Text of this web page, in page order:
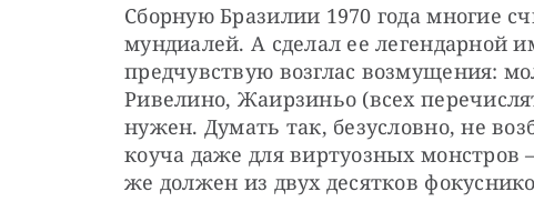
Сборную Бразилии 1970 года многие
мундиалей. А сделал ее легендарной
предчувствую возглас возмущения:
Ривелино, Жаирзиньо (всех
нужен. Думать так, безусловно, не
коуча даже для виртуозных
же должен из двух десятков